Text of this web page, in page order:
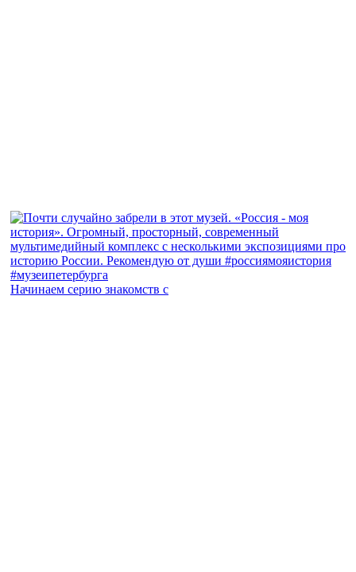
Начинаем серию знакомств с